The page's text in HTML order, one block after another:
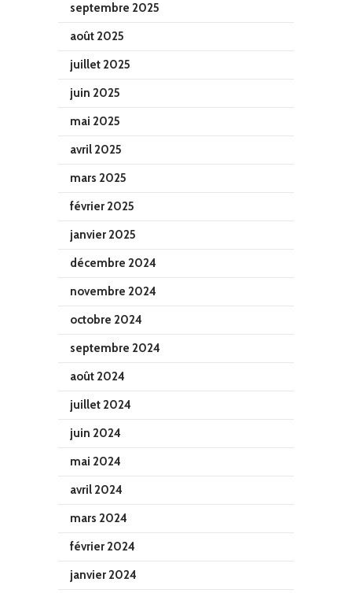
septembre 2025
août 2025
juillet 2025
juin 2025
mai 2025
avril 2025
mars 2025
février 2025
janvier 2025
décembre 2024
novembre 2024
octobre 2024
septembre 2024
août 2024
juillet 2024
juin 2024
mai 2024
avril 2024
mars 2024
février 2024
janvier 2024